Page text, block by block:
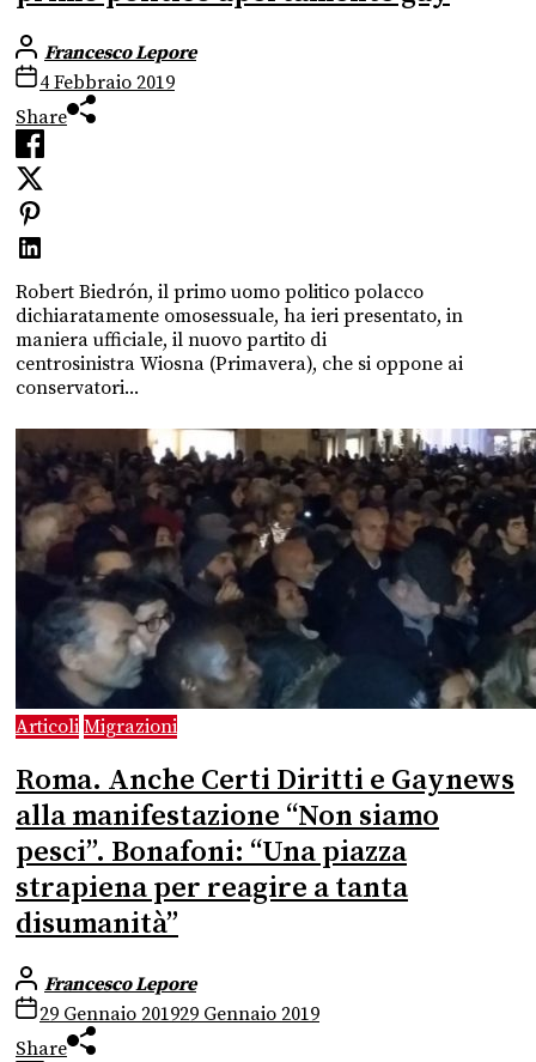
Francesco Lepore
4 Febbraio 2019
Share
Robert Biedrón, il primo uomo politico polacco
dichiaratamente omosessuale, ha ieri presentato, in
maniera ufficiale, il nuovo partito di
centrosinistra Wiosna (Primavera), che si oppone ai
conservatori...
Articoli Migrazioni
Roma. Anche Certi Diritti e Gaynews
alla manifestazione “Non siamo
pesci”. Bonafoni: “Una piazza
strapiena per reagire a tanta
disumanità”
Francesco Lepore
29 Gennaio 201929 Gennaio 2019
Share